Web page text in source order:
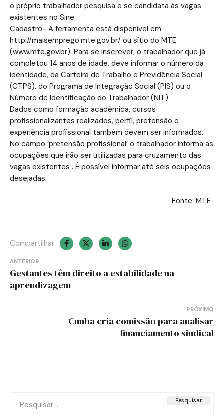
o próprio trabalhador pesquisa e se candidata às vagas
existentes no Sine.
Cadastro- A ferramenta está disponível em
http://maisemprego.mte.gov.br/ ou sítio do MTE
(www.mte.gov.br). Para se inscrever, o trabalhador que já
completou 14 anos de idade, deve informar o número da
identidade, da Carteira de Trabalho e Previdência Social
(CTPS), do Programa de Integração Social (PIS) ou o
Número de Identificação do Trabalhador (NIT).
Dados como formação acadêmica, cursos
profissionalizantes realizados, perfil, pretensão e
experiência profissional também devem ser informados.
No campo ‘pretensão profissional’ o trabalhador informa as
ocupações que irão ser utilizadas para cruzamento das
vagas existentes . É possível informar até seis ocupações
desejadas.
Fonte: MTE
Compartilhar
Navegação
de
ANTERIOR
Gestantes têm direito a estabilidade na
aprendizagem
PRÓXIMO
Cunha cria comissão para analisar
financiamento sindical
por: